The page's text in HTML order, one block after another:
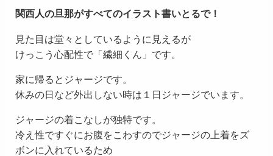
関西人の旦那がすべてのイラスト書いとるで！
見た目は堂々としているように見えるが
けっこう心配性で「繊細くん」です。
家に帰るとジャージです。
休みの日など外出しない時は１日ジャージでいます。
ジャージの着こなしが独特です。
冷え性ですぐにお腹をこわすのでジャージの上着をズ
ボンに入れているため